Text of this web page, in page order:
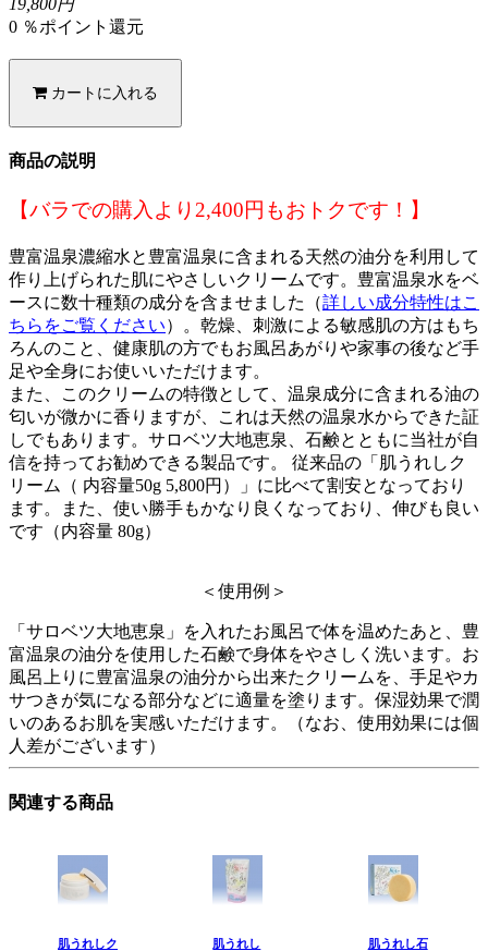
0 ％ポイント還元
カートに入れる
商品の説明
【バラでの購入より2,400円もおトクです！】
豊富温泉濃縮水と豊富温泉に含まれる天然の油分を利用して
作り上げられた肌にやさしいクリームです。豊富温泉水をベ
ースに数十種類の成分を含ませました（詳しい成分特性はこ
ちらをご覧ください）。乾燥、刺激による敏感肌の方はもち
ろんのこと、健康肌の方でもお風呂あがりや家事の後など手
足や全身にお使いいただけます。
また、このクリームの特徴として、温泉成分に含まれる油の
匂いが微かに香りますが、これは天然の温泉水からできた証
しでもあります。サロベツ大地恵泉、石鹸とともに当社が自
信を持ってお勧めできる製品です。 従来品の「肌うれしク
リーム（ 内容量50g 5,800円）」に比べて割安となっており
ます。また、使い勝手もかなり良くなっており、伸びも良い
です（内容量 80g）
＜使用例＞
「サロベツ大地恵泉」を入れたお風呂で体を温めたあと、豊
富温泉の油分を使用した石鹸で身体をやさしく洗います。お
風呂上りに豊富温泉の油分から出来たクリームを、手足やカ
サつきが気になる部分などに適量を塗ります。保湿効果で潤
いのあるお肌を実感いただけます。（なお、使用効果には個
人差がございます）
関連する商品
肌うれしク
肌うれし
肌うれし石